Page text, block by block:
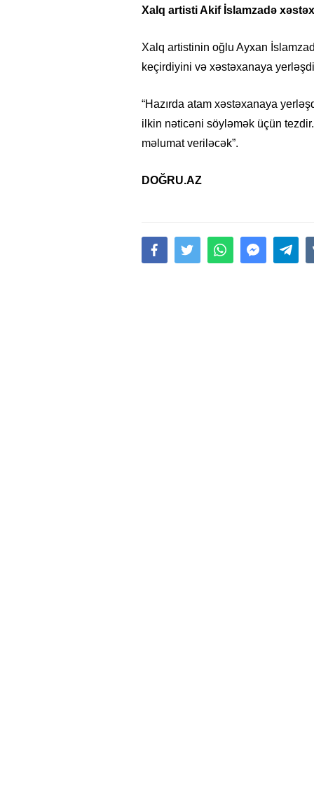
Xalq artisti Akif İslamzadə
Xalq artistinin oğlu Ayxan
keçirdiyini və xəstəxanaya
“Hazırda atam xəstəxanaya
ilkin nəticəni söyləmək üçün
məlumat veriləcək”.
DOĞRU.AZ